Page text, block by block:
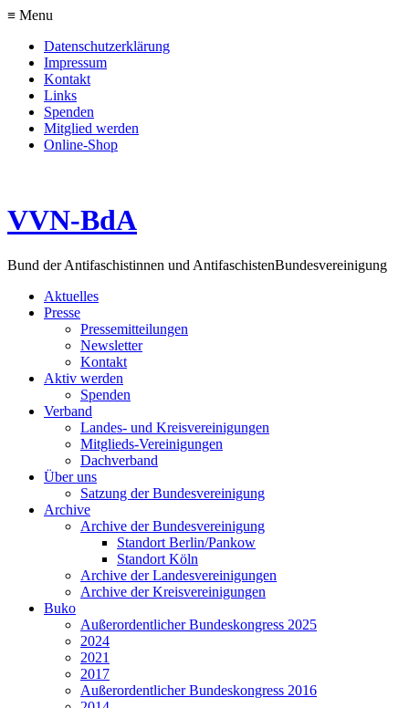
≡ Menu
Datenschutzerklärung
Impressum
Kontakt
Links
Spenden
Mitglied werden
Online-Shop
VVN-BdA
Bund der Antifaschistinnen und AntifaschistenBundesvereinigung
Aktuelles
Presse
Pressemitteilungen
Newsletter
Kontakt
Aktiv werden
Spenden
Verband
Landes- und Kreisvereinigungen
Mitglieds-Vereinigungen
Dachverband
Über uns
Satzung der Bundesvereinigung
Archive
Archive der Bundesvereinigung
Standort Berlin/Pankow
Standort Köln
Archive der Landesvereinigungen
Archive der Kreisvereinigungen
Buko
Außerordentlicher Bundeskongress 2025
2024
2021
2017
Außerordentlicher Bundeskongress 2016